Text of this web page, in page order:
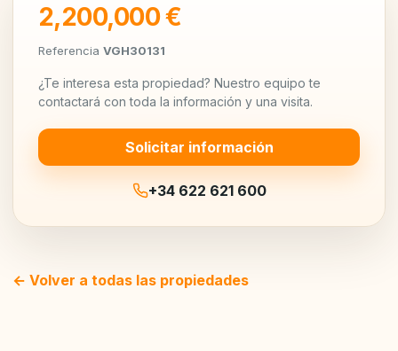
2,200,000 €
Referencia VGH30131
¿Te interesa esta propiedad? Nuestro equipo te
contactará con toda la información y una visita.
Solicitar información
+34 622 621 600
← Volver a todas las propiedades